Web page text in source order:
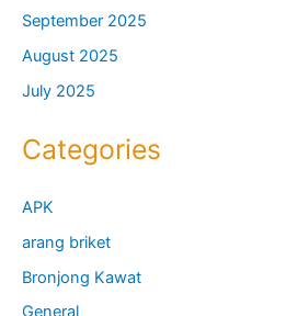
September 2025
August 2025
July 2025
Categories
APK
arang briket
Bronjong Kawat